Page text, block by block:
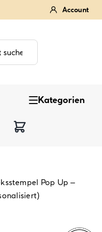
Account
Kategorien
Pop Up –